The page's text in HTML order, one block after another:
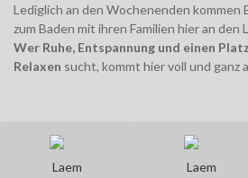
Lediglich an den Wochenenden kommen
zum Baden mit ihren Familien hier an den
Wer Ruhe, Entspannung und einen
Relaxen sucht, kommt hier voll und ganz